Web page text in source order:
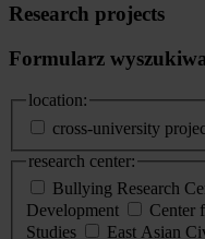
Research projects
Formularz
location:
cross-university
research center:
Bullying Research
Development
Center
Studies
East Asian